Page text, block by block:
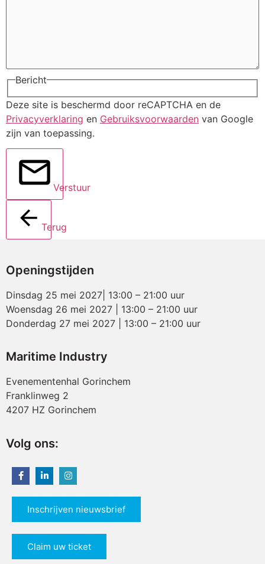
Bericht
Deze site is beschermd door reCAPTCHA en de
Privacyverklaring en Gebruiksvoorwaarden van Google
zijn van toepassing.
Verstuur
Terug
Openingstijden
Dinsdag 25 mei 2027| 13:00 – 21:00 uur
Woensdag 26 mei 2027 | 13:00 – 21:00 uur
Donderdag 27 mei 2027 | 13:00 – 21:00 uur
Maritime Industry
Evenementenhal Gorinchem
Franklinweg 2
4207 HZ Gorinchem
Volg ons:
Inschrijven nieuwsbrief
Claim uw ticket